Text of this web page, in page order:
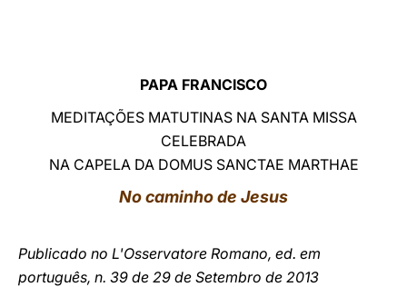
中文
PAPA FRANCISCO
MEDITAÇÕES MATUTINAS NA SANTA MISSA
CELEBRADA
NA CAPELA DA DOMUS SANCTAE MARTHAE
No caminho de Jesus
Publicado no L'Osservatore Romano, ed. em
português, n. 39 de 29 de Setembro de 2013